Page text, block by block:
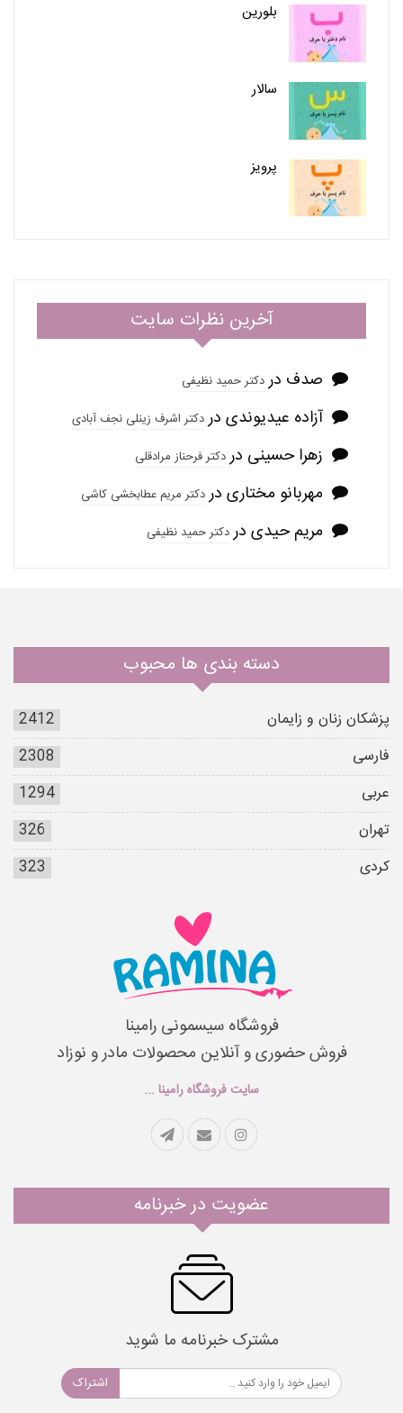
بلورین
سالار
پرویز
آخرین نظرات سایت
صدف دردکتر حمید نظیفی
آزاده عیدیوندی دردکتر اشرف زینلی نجف آبادی
زهرا حسینی دردکتر فرحناز مرادقلی
مهربانو مختاری دردکتر مریم عطابخشی کاشی
مریم حیدی دردکتر حمید نظیفی
دسته بندی ها محبوب
پزشکان زنان و زایمان
2412
فارسی
2308
عربی
1294
تهران
326
کردی
323
فروشگاه سیسمونی رامینا
فروش حضوری و آنلاین محصولات مادر و نوزاد
سایت فروشگاه رامینا ...
عضویت در خبرنامه
مشترک خبرنامه ما شوید
اشتراک